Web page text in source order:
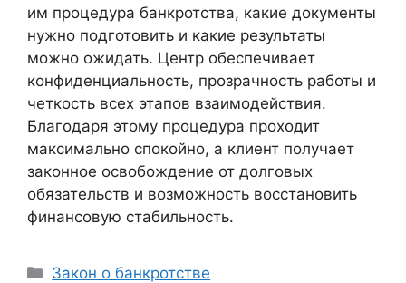
им процедура банкротства, какие документы
нужно подготовить и какие результаты
можно ожидать. Центр обеспечивает
конфиденциальность, прозрачность работы и
четкость всех этапов взаимодействия.
Благодаря этому процедура проходит
максимально спокойно, а клиент получает
законное освобождение от долговых
обязательств и возможность восстановить
финансовую стабильность.
Рубрики
Закон о банкротстве